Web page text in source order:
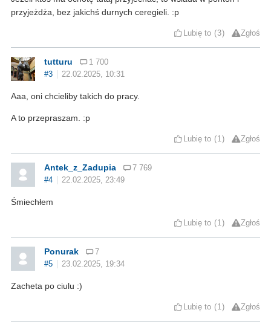
przyjeżdża, bez jakichś durnych ceregieli. :p
Lubię to 3 Zgłoś
tutturu
1 700
#3
22.02.2025, 10:31
Aaa, oni chcieliby takich do pracy.
A to przepraszam. :p
Lubię to 1 Zgłoś
Antek_z_Zadupia
7 769
#4
22.02.2025, 23:49
Śmiechłem
Lubię to 1 Zgłoś
Ponurak
7
#5
23.02.2025, 19:34
Zacheta po ciulu :)
Lubię to 1 Zgłoś